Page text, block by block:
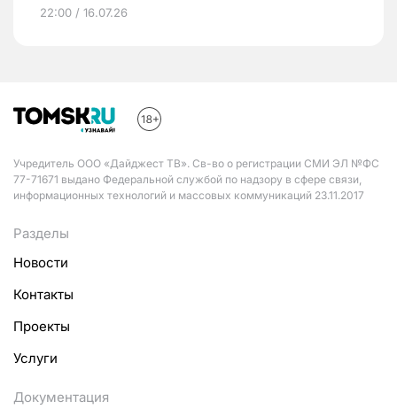
22:00 / 16.07.26
Учредитель ООО «Дайджест ТВ». Св-во о регистрации СМИ ЭЛ №ФС
77-71671 выдано Федеральной службой по надзору в сфере связи,
информационных технологий и массовых коммуникаций 23.11.2017
Разделы
Новости
Контакты
Проекты
Услуги
Документация